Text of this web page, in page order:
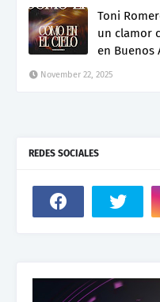
Toni
un clamor
en Buenos
November 22, 2025
REDES SOCIALES